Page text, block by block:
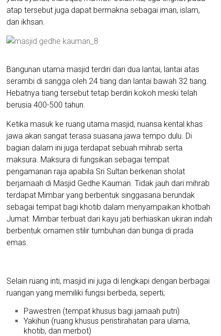
atap tersebut juga dapat bermakna sebagai iman, islam,
dan ikhsan.
Bangunan utama masjid terdiri dari dua lantai, lantai atas
serambi di sangga oleh 24 tiang dan lantai bawah 32 tiang.
Hebatnya tiang tersebut tetap berdiri kokoh meski telah
berusia 400-500 tahun.
Ketika masuk ke ruang utama masjid, nuansa kental khas
jawa akan sangat terasa suasana jawa tempo dulu. Di
bagian dalam ini juga terdapat sebuah mihrab serta
maksura. Maksura di fungsikan sebagai tempat
pengamanan raja apabila Sri Sultan berkenan sholat
berjamaah di Masjid Gedhe Kauman. Tidak jauh dari mihrab
terdapat Mimbar yang berbentuk singgasana berundak
sebagai tempat bagi khotib dalam menyampaikan khotbah
Jumat. Mimbar terbuat dari kayu jati berhiaskan ukiran indah
berbentuk ornamen stilir tumbuhan dan bunga di prada
emas.
Selain ruang inti, masjid ini juga di lengkapi dengan berbagai
ruangan yang memiliki fungsi berbeda, seperti;
Pawestren (tempat khusus bagi jamaah putri)
Yakihun (ruang khusus peristirahatan para ulama,
khotib, dan merbot)